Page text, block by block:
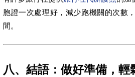
胞證一次處理好，減少跑機關的次數
間。
八、結語：做好準備，輕